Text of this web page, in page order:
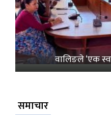
वालिङले ‘एक
समाचार